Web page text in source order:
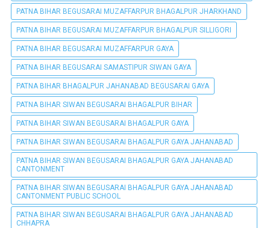
PATNA BIHAR BEGUSARAI MUZAFFARPUR BHAGALPUR JHARKHAND
PATNA BIHAR BEGUSARAI MUZAFFARPUR BHAGALPUR SILLIGORI
PATNA BIHAR BEGUSARAI MUZAFFARPUR GAYA
PATNA BIHAR BEGUSARAI SAMASTIPUR SIWAN GAYA
PATNA BIHAR BHAGALPUR JAHANABAD BEGUSARAI GAYA
PATNA BIHAR SIWAN BEGUSARAI BHAGALPUR BIHAR
PATNA BIHAR SIWAN BEGUSARAI BHAGALPUR GAYA
PATNA BIHAR SIWAN BEGUSARAI BHAGALPUR GAYA JAHANABAD
PATNA BIHAR SIWAN BEGUSARAI BHAGALPUR GAYA JAHANABAD
CANTONMENT
PATNA BIHAR SIWAN BEGUSARAI BHAGALPUR GAYA JAHANABAD
CANTONMENT PUBLIC SCHOOL
PATNA BIHAR SIWAN BEGUSARAI BHAGALPUR GAYA JAHANABAD
CHHAPRA